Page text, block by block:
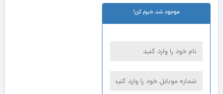
موجود شد خبرم کن!